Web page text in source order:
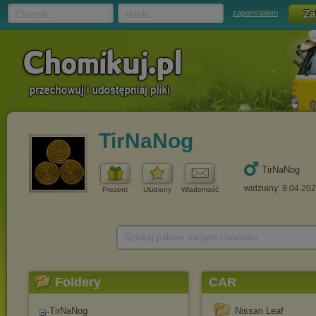
zapomniałem
TirNaNog
Prezent Ulubiony Wiadomość
TirNaNog
widziany:
Foldery
TirNaNog
CAR
Nissan Leaf